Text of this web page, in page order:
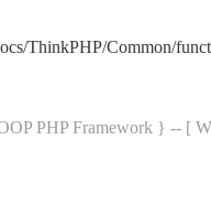
ThinkPHP/Common/
PHP Framework } -- [